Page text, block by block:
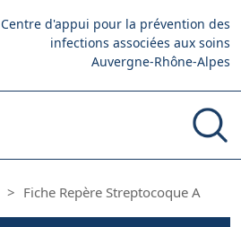
Centre d'appui pour la prévention des
infections associées aux soins
Auvergne-Rhône-Alpes
Fiche Repère Streptocoque A